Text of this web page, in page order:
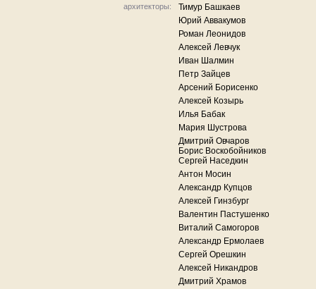
архитекторы:
Тимур Башкаев
Юрий Аввакумов
Роман Леонидов
Алексей Левчук
Иван Шалмин
Петр Зайцев
Арсений Борисенко
Алексей Козырь
Илья Бабак
Мария Шустрова
Дмитрий Овчаров
Борис Воскобойников
Сергей Наседкин
Антон Мосин
Александр Купцов
Алексей Гинзбург
Валентин Пастушенко
Виталий Самогоров
Александр Ермолаев
Сергей Орешкин
Алексей Никандров
Дмитрий Храмов